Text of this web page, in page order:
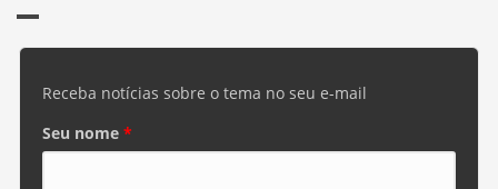
Receba notícias sobre o tema no seu e-mail
Seu nome *